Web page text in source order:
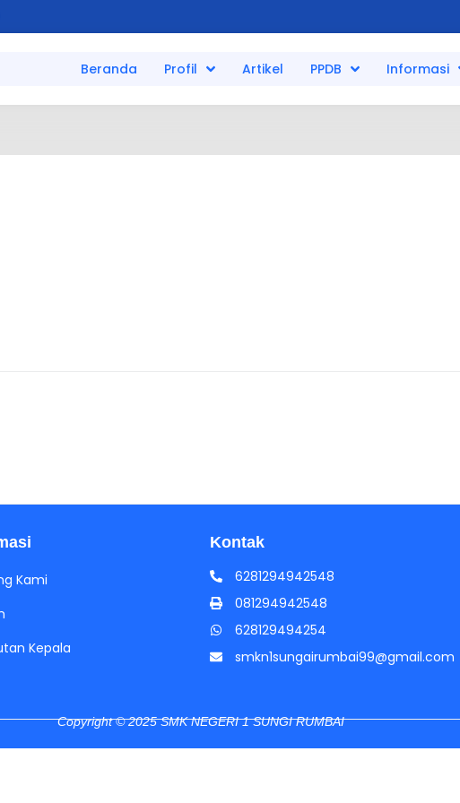
Beranda Profil Artikel PPDB Informasi
Kami
Kepala
Kontak
6281294942548
081294942548
628129494254
smkn1sungairumbai99@gmail.com
Copyright © 2025 SMK NEGERI 1 SUNGI RUMBAI